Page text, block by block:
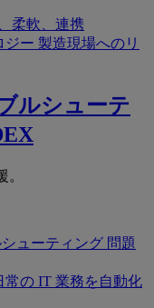
柔軟、連携
ジー 製造現場へのリ
ルシューテ
ューティング 問題
常の IT 業務を自動化